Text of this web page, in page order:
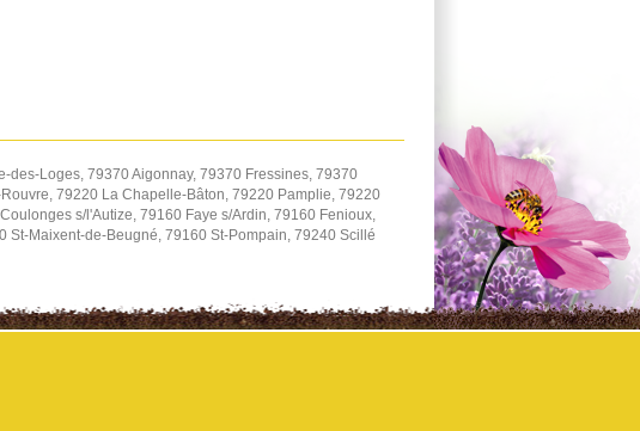
Loges, 79370 Aigonnay, 79370 Fressines, 79370
79220 La Chapelle-Bâton, 79220 Pamplie, 79220
s/l'Autize, 79160 Faye s/Ardin, 79160 Fenioux,
Maixent-de-Beugné, 79160 St-Pompain, 79240 Scillé